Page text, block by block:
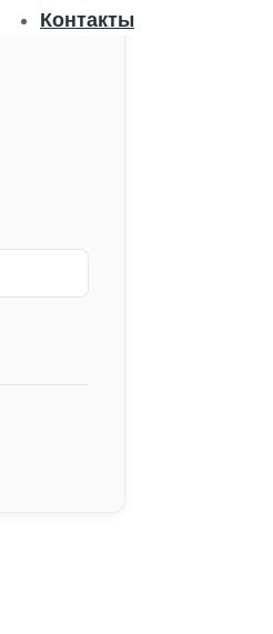
Контакты